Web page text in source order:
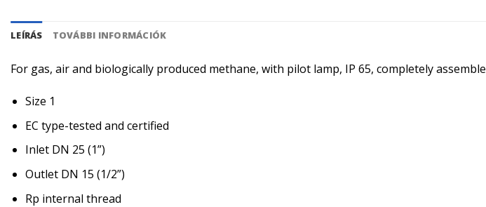
LEÍRÁS TOVÁBBI INFORMÁCIÓK
For gas, air and biologically produced methane, with pilot lamp, IP 65, completely
Size 1
EC type-tested and certified
Inlet DN 25 (1”)
Outlet DN 15 (1/2”)
Rp internal thread